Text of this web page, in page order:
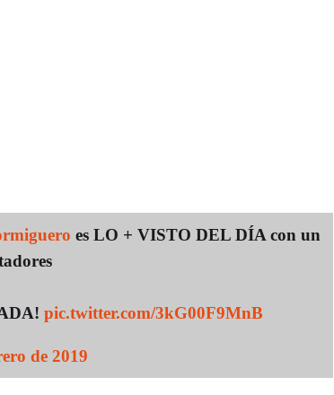
es LO + VISTO DEL DÍA con un
pic.twitter.com/3kG00F9MnB
de 2019